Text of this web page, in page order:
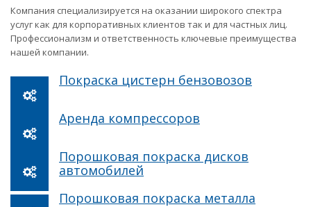
Компания специализируется на оказании широкого спектра
услуг как для корпоративных клиентов так и для частных лиц.
Профессионализм и ответственность ключевые преимущества
нашей компании.
Покраска цистерн бензовозов
Аренда компрессоров
Порошковая покраска дисков
автомобилей
Порошковая покраска металла